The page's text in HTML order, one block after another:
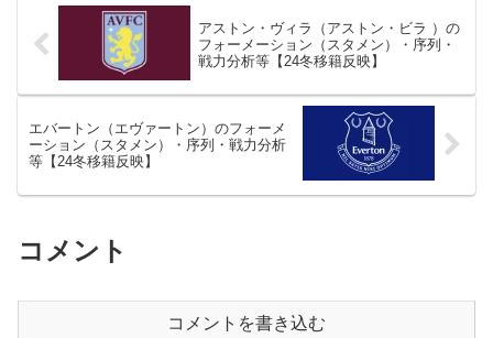
アストン・ヴィラ（アストン・ビラ ）の
フォーメーション（スタメン）・序列・
戦力分析等【24冬移籍反映】
エバートン（エヴァートン）のフォーメ
ーション（スタメン）・序列・戦力分析
等【24冬移籍反映】
コメント
コメントを書き込む